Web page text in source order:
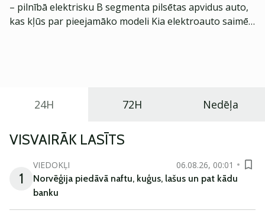
– pilnībā elektrisku B segmenta pilsētas apvidus auto,
kas kļūs par pieejamāko modeli Kia elektroauto saimē
24H 72H Nedēļa
VISVAIRĀK LASĪTS
1
VIEDOKĻI
06.08.26, 00:01
Norvēģija piedāvā naftu, kuģus, lašus un pat kādu
banku